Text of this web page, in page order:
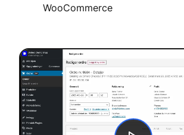
WooCommerce